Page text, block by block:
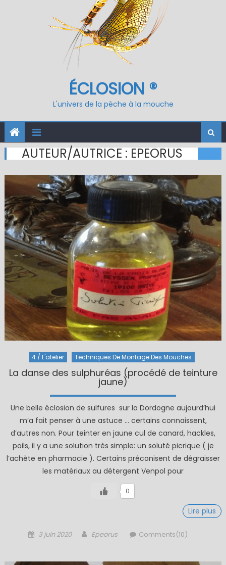
ÉCLOSION ®
L'univers de la pêche à la mouche
AUTEUR/AUTRICE : EPEORUS
4 / L'atelier Techniques De Montage Des Mouches
La danse des sulphuréas (procédé de teinture
jaune)
Une belle éclosion de sulfures sur la Dordogne aujourd’hui
m’a fait penser à une astuce … certains connaissent,
d’autres non. Pour teinter en jaune cul de canard, hackles,
poils, il y a une solution très simple: un soluté picrique ( je
l’achète en pharmacie ). Certains préconisent de dégraisser
les matériaux au détergent Venpol pour
0
Lire plus
Posted
3 juin 2020 Author
Epeorus Comments(10)